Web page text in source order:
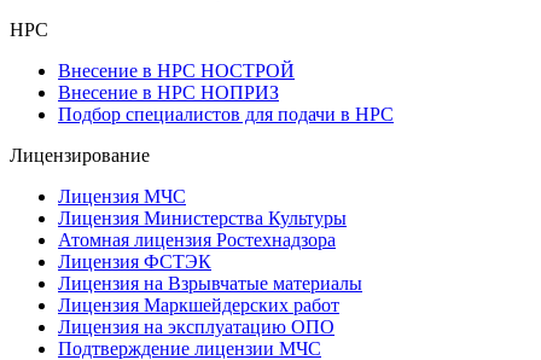
НРС
Внесение в НРС НОСТРОЙ
Внесение в НРС НОПРИЗ
Подбор специалистов для подачи в НРС
Лицензирование
Лицензия МЧС
Лицензия Министерства Культуры
Атомная лицензия Ростехнадзора
Лицензия ФСТЭК
Лицензия на Взрывчатые материалы
Лицензия Маркшейдерских работ
Лицензия на эксплуатацию ОПО
Подтверждение лицензии МЧС